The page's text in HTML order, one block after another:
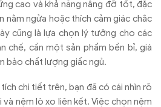
cao và khả năng nâng đỡ tốt,đặc
nằm ngửa hoặc thích cảm giác chắc
ày cũng là lựa chọn lý tưởng cho các
chế, cần một sản phẩm bền bỉ, giá
bảo chất l ượng giấc ngủ.
tích chi tiết trên, bạn đã có cái nhìn rõ
và nệm lò xo liên kết. Việc chọn nệm